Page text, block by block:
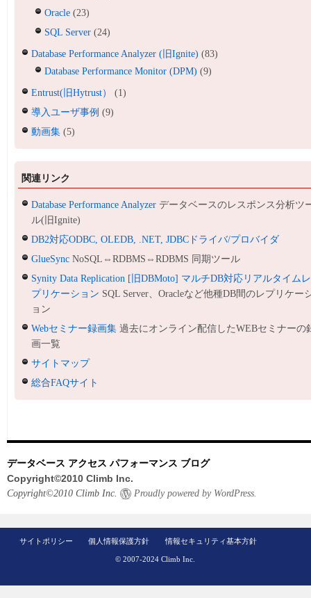
Oracle (23)
SQL Server (24)
Database Performance Analyzer (旧Ignite) (83)
Database Performance Monitor (DPM) (9)
Entrust(旧Hytrust）
(1)
導入ユーザ事例 (9)
動画集 (5)
関連リンク
Database Performance Analyzer データベースのレスポンス分析ツ
ル(旧Ignite)
DB2対応ODBC, OLEDB, .NET, JDBCドライバ/プロバイダ
GlueSync NoSQL⇔RDBMS⇔RDBMS 同期ツール
Synity Data Replication [旧DBMoto] マルチDB対応リアルタイムレ
プリケーション SQL Server、Oracleなど他種DB間のレプリケー
ョン
Webセミナー録画集 過去にオンライン配信したWEBセミナーの
画一覧
サイトマップ
総合FAQサイト
データベース アクセス パフォーマンス ブログ
Copyright©2010 Climb Inc.
Copyright©2010 Climb Inc. Proudly powered by WordPress.
サイトポリシー 個人情報保護方針 情報セキュリティ基本方針
© 2007-2024 Climb Inc.